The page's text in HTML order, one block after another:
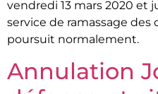
vendredi 13 mars 2020 et
service de ramassage des
poursuit normalement.
Annulation